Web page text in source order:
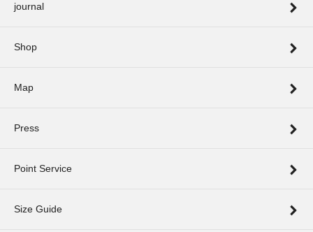
journal
Shop
Map
Press
Point Service
Size Guide